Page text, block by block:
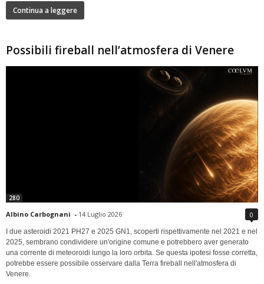
Continua a leggere
Possibili fireball nell’atmosfera di Venere
280
Albino Carbognani - 14 Luglio 2026 0
I due asteroidi 2021 PH27 e 2025 GN1, scoperti rispettivamente nel 2021 e nel
2025, sembrano condividere un'origine comune e potrebbero aver generato
una corrente di meteoroidi lungo la loro orbita. Se questa ipotesi fosse corretta,
potrebbe essere possibile osservare dalla Terra fireball nell'atmosfera di
Venere.